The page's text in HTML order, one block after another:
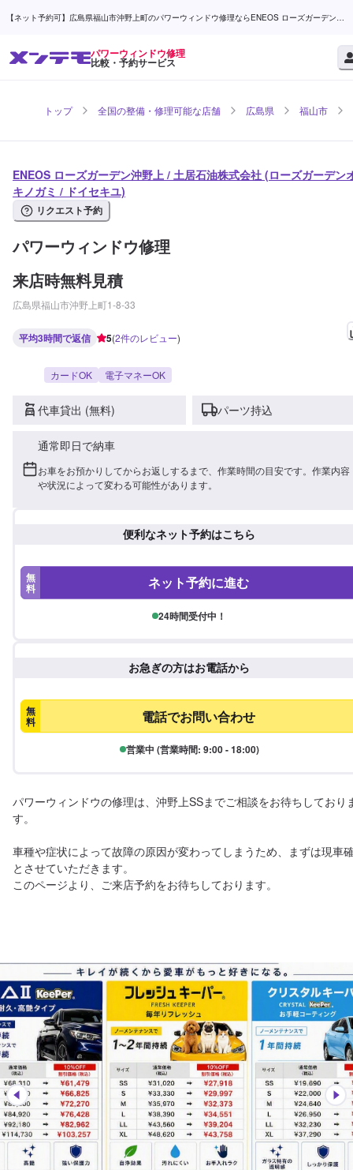
【ネット予約可】広島県福山市沖野上町のパワーウィンドウ修理ならENEOS ローズガーデン沖
パワーウィンドウ修理
比較・予約サービス
トップ 全国の整備・修理可能な店舗 広島県 福山市
ENEOS ローズガーデン沖野上 / 土居石油株式会社 (ローズガーデン
キノガミ / ドイセキユ)
リクエスト予約
パワーウィンドウ修理
来店時無料見積
広島県福山市沖野上町1-8-33
平均3時間で返信 5(2件のレビュー)
カードOK 電子マネーOK
代車貸出 (無料) パーツ持込
通常即日で納車
お車をお預かりしてからお返しするまで、作業時間の目安です。作業内容
や状況によって変わる可能性があります。
便利なネット予約はこちら
無
料 ネット予約に進む
24時間受付中！
お急ぎの方はお電話から
無
料 電話でお問い合わせ
営業中 (営業時間: 9:00 - 18:00)
パワーウィンドウの修理は、沖野上SSまでご相談をお待ちしており
す。
車種や症状によって故障の原因が変わってしまうため、まずは現車
とさせていただきます。
このページより、ご来店予約をお待ちしております。